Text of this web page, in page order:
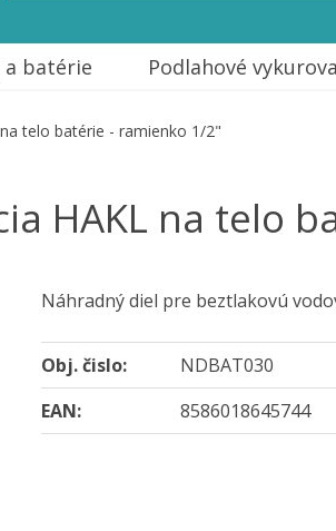
a batérie Podlahové
telo batérie - ramienko 1/2"
HAKL na telo
Náhradný diel pre beztlakovú
Obj. čislo:
NDBAT030
EAN:
8586018645744